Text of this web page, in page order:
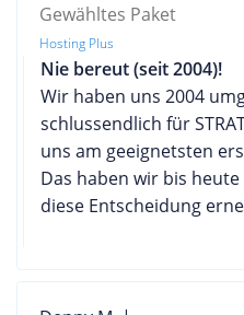
Gewähltes Paket
Hosting Plus
Nie bereut (seit 2004)!
Wir haben uns 2004
schlussendlich für
uns am geeignetsten
Das haben wir bis
diese Entscheidung